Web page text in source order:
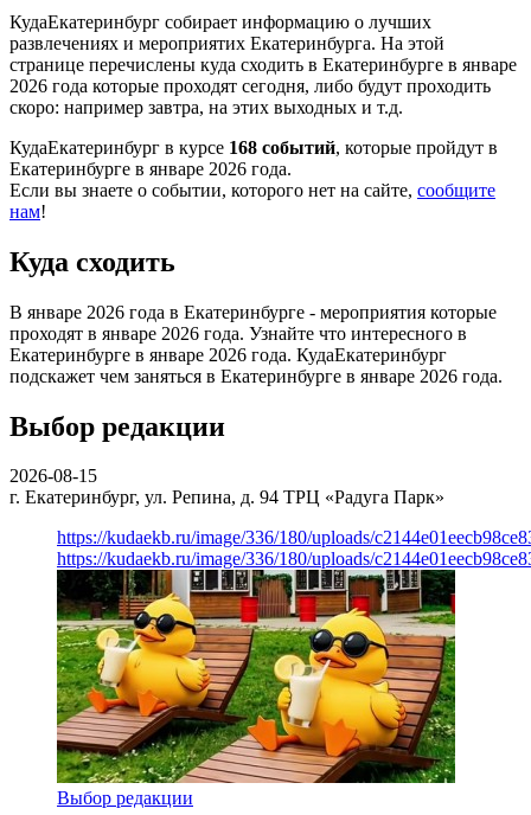
КудаЕкатеринбург собирает информацию о лучших
развлечениях и мероприятих Екатеринбурга. На этой
странице перечислены куда сходить в Екатеринбурге в январе
2026 года которые проходят сегодня, либо будут проходить
скоро: например завтра, на этих выходных и т.д.
КудаЕкатеринбург в курсе 168 событий, которые пройдут в
Екатеринбурге в январе 2026 года.
Если вы знаете о событии, которого нет на сайте, сообщите
нам!
Куда сходить
В январе 2026 года в Екатеринбурге - мероприятия которые
проходят в январе 2026 года. Узнайте что интересного в
Екатеринбурге в январе 2026 года. КудаЕкатеринбург
подскажет чем заняться в Екатеринбурге в январе 2026 года.
Выбор редакции
2026-08-15
г. Екатеринбург, ул. Репина, д. 94 ТРЦ «Радуга Парк»
https://kudaekb.ru/image/336/180/uploads/
https://kudaekb.ru/image/336/180/uploads/
Выбор редакции